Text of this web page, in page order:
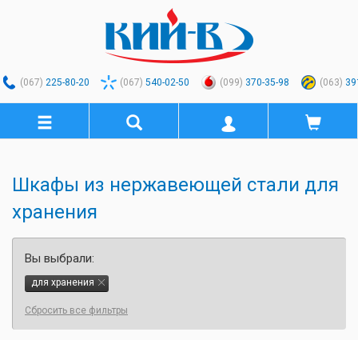
(067) 225-80-20 (067) 540-02-50 (099) 370-35-98 (063)
Шкафы из нержавеющей стали для
хранения
Вы выбрали:
для хранения
Сбросить все фильтры